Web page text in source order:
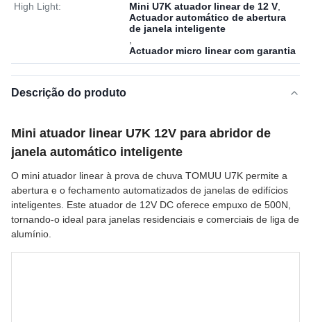
High Light: Mini U7K atuador linear de 12 V
Actuador automático de abertura
de janela inteligente
Actuador micro linear com garantia
Descrição do produto
Mini atuador linear U7K 12V para abridor de
janela automático inteligente
O mini atuador linear à prova de chuva TOMUU U7K permite a
abertura e o fechamento automatizados de janelas de edifícios
inteligentes. Este atuador de 12V DC oferece empuxo de 500N,
tornando-o ideal para janelas residenciais e comerciais de liga de
alumínio.